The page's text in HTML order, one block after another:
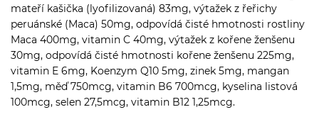
mateří kašička (lyofilizovaná) 83mg, výtažek z řeřichy
peruánské (Maca) 50mg, odpovídá čisté hmotnosti rostliny
Maca 400mg, vitamin C 40mg, výtažek z kořene ženšenu
30mg, odpovídá čisté hmotnosti kořene ženšenu 225mg,
vitamin E 6mg, Koenzym Q10 5mg, zinek 5mg, mangan
1,5mg, měď 750mcg, vitamin B6 700mcg, kyselina listová
100mcg, selen 27,5mcg, vitamin B12 1,25mcg.